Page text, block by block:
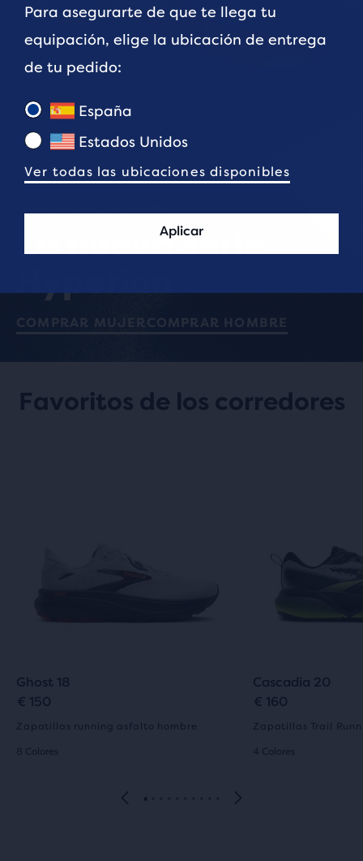
La nueva serie
COMPRAR MUJER COMPRAR HOMBRE
Favoritos de los corredores
Ghost 18
€ 150
Zapatillas running asfalto hombre
8 Colores
Cascadia 20
€ 160
Zapatillas Trail
4 Colores
Para asegurarte de que te llega tu
equipación, elige la ubicación de entrega
de tu pedido:
España
Estados Unidos
Ver todas las ubicaciones disponibles
Aplicar